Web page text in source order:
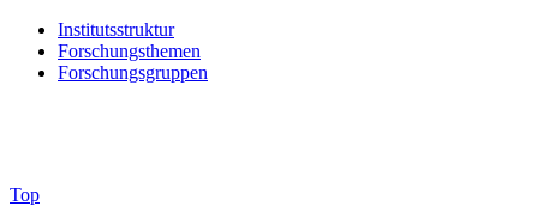
Institutsstruktur
Forschungsthemen
Forschungsgruppen
Top